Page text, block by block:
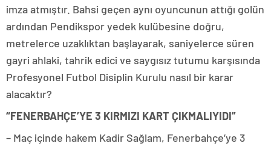
imza atmıştır. Bahsi geçen aynı oyuncunun attığı golün
ardından Pendikspor yedek kulübesine doğru,
metrelerce uzaklıktan başlayarak, saniyelerce süren
gayri ahlaki, tahrik edici ve saygısız tutumu karşısında
Profesyonel Futbol Disiplin Kurulu nasıl bir karar
alacaktır?
“FENERBAHÇE’YE 3 KIRMIZI KART ÇIKMALIYIDI”
– Maç içinde hakem Kadir Sağlam, Fenerbahçe’ye 3